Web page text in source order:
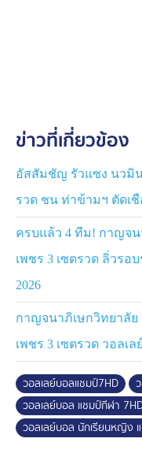
ข่าวที่เกี่ยวข้อง
อัสสัมชัญ รัวแซง นวมิ
รวด ชน ท่าข้ามฯ ตัดเ
ครบแล้ว 4 ทีม! กาญจ
เพชร 3 เซตรวด ลิ่วรอ
2026
กาญจนาภิเษกวิทยาลัย
เพชร 3 เซตรวด วอลเ
วอลเลย์บอลแชมป์7HD
วอลเลย์บอล แชมป์กีฬา
วอลเลย์บอล นักเรียนหญิง